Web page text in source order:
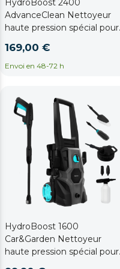
HydroBoost 2400
AdvanceClean Nettoyeur
haute pression spécial pour
voiture. Puissant, efficace et
facile à transporter.
480 l/h. 180 bars de pression
maximale admise. Pompe
en aluminium. Rayon
d'action 14 m.
169,00 €
Envoi en 48-72 h
HydroBoost 1600
Car&Garden Nettoyeur
haute pression spécial pour